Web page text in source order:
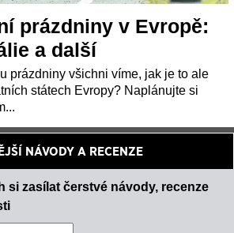
prázdniny v Evropě:
a další
prázdniny všichni víme, jak je to ale
státech Evropy? Naplánujte si
NÁVODY A RECENZE
si zasílat čerstvé návody, recenze